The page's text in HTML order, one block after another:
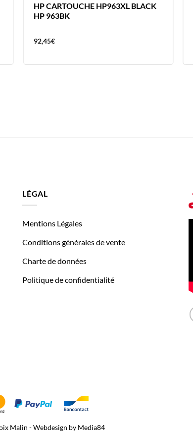
HP CARTOUCHE HP963XL BLACK
HP 963BK
92,45€
LÉGAL
Mentions Légales
Conditions générales de vente
Charte de données
Politique de confidentialité
Malin - Webdesign by Media84